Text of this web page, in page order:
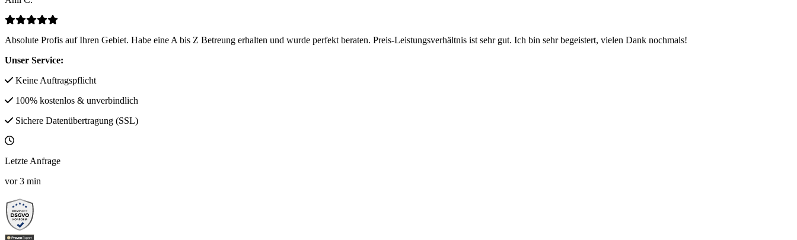
Absolute Profis auf Ihren Gebiet. Habe eine A bis Z Betreung erhalten und wurde perfekt beraten. Preis-Leistungsverhältnis ist sehr gut. Ich bin sehr begeistert, vielen Dank nochmals!
Unser Service:
Keine Auftragspflicht
100% kostenlos & unverbindlich
Sichere Datenübertragung (SSL)
Letzte Anfrage
vor3 min